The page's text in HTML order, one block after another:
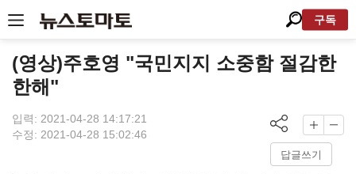
구독
(영상)주호영 "국민지지 소중함 절감한
한해"
입력: 2021-04-28 14:17:21
수정: 2021-04-28 15:02:46
답글쓰기